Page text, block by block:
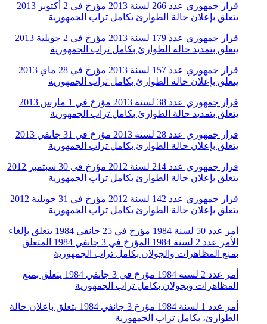
قرار جمهوري عدد 266 لسنة 2013 مؤرخ في 2 أكتوبر 2013
يتعلق بإعلان حالة الطوارئ بكامل تراب الجمهورية
قرار جمهوري عدد 179 لسنة 2013 مؤرخ في 2 جويلية 2013
يتعلق بتمديد حالة الطوارئ بكامل تراب الجمهورية
قرار جمهوري عدد 157 لسنة 2013 مؤرخ في 28 ماي 2013
يتعلق بإعلان حالة الطوارئ بكامل تراب الجمهورية
قرار جمهوري عدد 38 لسنة 2013 مؤرخ في 1 مارس 2013
يتعلق بتمديد حالة الطوارئ بكامل تراب الجمهورية
قرار جمهوري عدد 28 لسنة 2013 مؤرخ في 31 جانفي 2013
يتعلق بإعلان حالة الطوارئ بكامل تراب الجمهورية
قرار جمهوري عدد 214 لسنة 2012 مؤرخ في 30 سبتمبر 2012
يتعلق بإعلان حالة الطوارئ بكامل تراب الجمهورية
قرار جمهوري عدد 142 لسنة 2012 مؤرخ في 31 جويلية 2012
يتعلق بإعلان حالة الطوارئ بكامل تراب الجمهورية
أمر عدد 50 لسنة 1984 مؤرخ في 25 جانفي 1984 يتعلق بإلغاء
الأمر عدد 2 لسنة 1984 المؤرخ في 3 جانفي 1984 المتعلق
بمنع المظاهرات والجولان بكامل تراب الجمهورية
أمر عدد 2 لسنة 1984 مؤرخ في 3 جانفي 1984 يتعلق بمنع
المظاهرات وبجولان بكامل تراب الجمهورية
أمر عدد 1 لسنة 1984 مؤرخ 3 جانفي 1984 يتعلق بإعلان حالة
الطوارئ، بكامل تراب الجمهورية